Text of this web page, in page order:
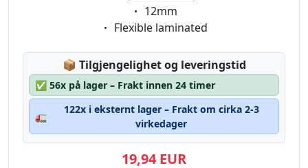
Eigenschaft:
12mm
Eigenschaft:
Flexible laminated
📦 Lagerstatus:
Tilgjengelighet og leveringstid
✅ 56x på lager – Frakt innen 24 timer
🚛
122x i eksternt lager – Frakt om cirka 2-3
virkedager
19,94 EUR